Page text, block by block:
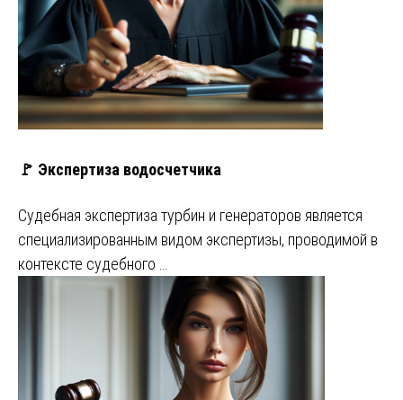
🚩 Экспертиза водосчетчика
Судебная экспертиза турбин и генераторов является
специализированным видом экспертизы, проводимой в
контексте судебного …